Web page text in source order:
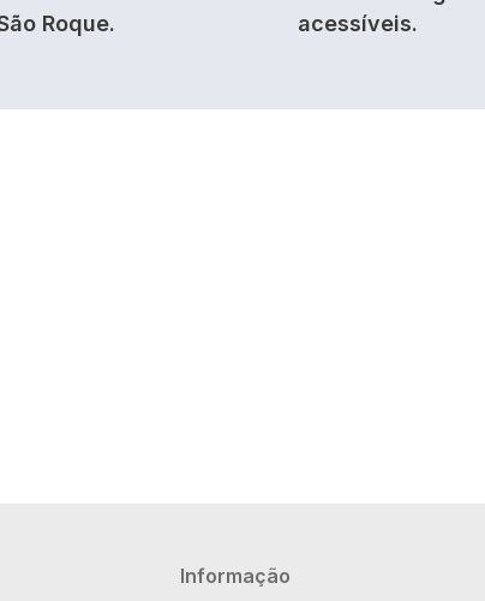
Roque.
acessíveis.
Navegação principal
Informação